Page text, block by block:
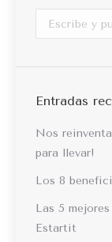
Buscar:
Entradas
Nos
para llevar!
Los 8
Las 5
Estartit